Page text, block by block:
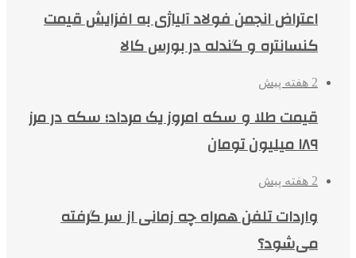
اعتراض انجمن فولاد آلیاژی به افزایش قیمت
کنسانتره و گندله در بورس کالا
2 هفته پیش
قیمت طلا و سکه امروز یک مرداد؛ سکه در مرز
۱۸۹ میلیون تومان
2 هفته پیش
واردات تلفن همراه چه زمانی از سر گرفته
می‌شود؟